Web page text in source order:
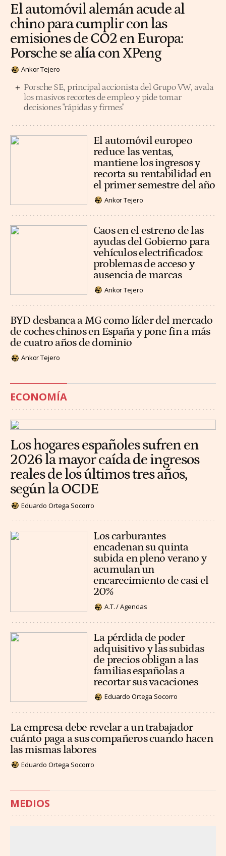
El automóvil alemán acude al
chino para cumplir con las
emisiones de CO2 en Europa:
Porsche se alía con XPeng
Ankor Tejero
Porsche SE, principal accionista del Grupo VW, avala
los masivos recortes de empleo y pide tomar
decisiones "rápidas y firmes"
El automóvil europeo
reduce las ventas,
mantiene los ingresos y
recorta su rentabilidad en
el primer semestre del año
Ankor Tejero
Caos en el estreno de las
ayudas del Gobierno para
vehículos electrificados:
problemas de acceso y
ausencia de marcas
Ankor Tejero
BYD desbanca a MG como líder del mercado
de coches chinos en España y pone fin a más
de cuatro años de dominio
Ankor Tejero
ECONOMÍA
Los hogares españoles sufren en
2026 la mayor caída de ingresos
reales de los últimos tres años,
según la OCDE
Eduardo Ortega Socorro
Los carburantes
encadenan su quinta
subida en pleno verano y
acumulan un
encarecimiento de casi el
20%
A.T. / Agencias
La pérdida de poder
adquisitivo y las subidas
de precios obligan a las
familias españolas a
recortar sus vacaciones
Eduardo Ortega Socorro
La empresa debe revelar a un trabajador
cuánto paga a sus compañeros cuando hacen
las mismas labores
Eduardo Ortega Socorro
MEDIOS